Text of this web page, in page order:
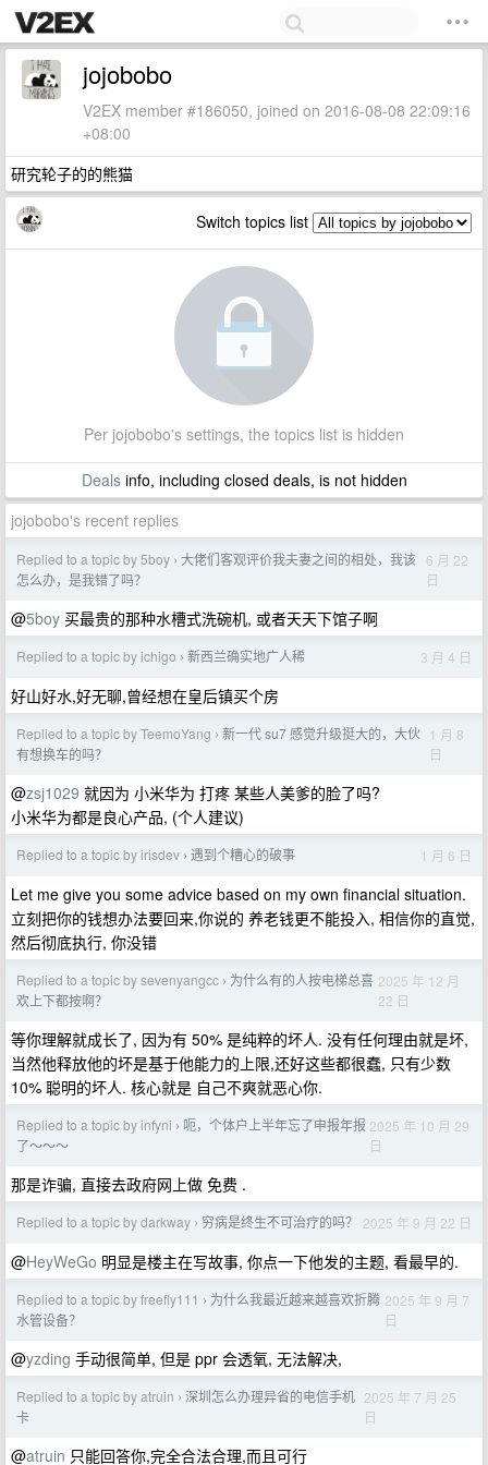
jojobobo
V2EX member #186050, joined on 2016-08-08 22:09:16
+08:00
研究轮子的的熊猫
Switch topics list
Per jojobobo's settings, the topics list is hidden
Dealsinfo, including closed deals, is not hidden
jojobobo's recent replies
Replied to a topic by 5boy › 大佬们客观评价我夫妻之间的相处，我该
怎么办，是我错了吗？
6 月 22
日
@5boy 买最贵的那种水槽式洗碗机, 或者天天下馆子啊
Replied to a topic by ichigo › 新西兰确实地广人稀 3 月 4 日
好山好水,好无聊,曾经想在皇后镇买个房
Replied to a topic by TeemoYang › 新一代 su7 感觉升级挺大的，大伙
有想换车的吗？
1 月 8
日
@zsj1029 就因为 小米华为 打疼 某些人美爹的脸了吗?
小米华为都是良心产品, (个人建议)
Replied to a topic by irisdev › 遇到个糟心的破事 1 月 6 日
Let me give you some advice based on my own financial situation.
立刻把你的钱想办法要回来,你说的 养老钱更不能投入, 相信你的直觉,
然后彻底执行, 你没错
Replied to a topic by sevenyangcc › 为什么有的人按电梯总喜
欢上下都按啊？
2025 年 12 月
22 日
等你理解就成长了, 因为有 50% 是纯粹的坏人. 没有任何理由就是坏,
当然他释放他的坏是基于他能力的上限,还好这些都很蠢, 只有少数
10% 聪明的坏人. 核心就是 自己不爽就恶心你.
Replied to a topic by infyni › 呃，个体户上半年忘了申报年报
了～～～
2025 年 10 月 29
日
那是诈骗, 直接去政府网上做 免费 .
Replied to a topic by darkway › 穷病是终生不可治疗的吗？ 2025 年 9 月 22 日
@HeyWeGo 明显是楼主在写故事, 你点一下他发的主题, 看最早的.
Replied to a topic by freefly111 › 为什么我最近越来越喜欢折腾
水管设备？
2025 年 9 月 7
日
@yzding 手动很简单, 但是 ppr 会透氧, 无法解决,
Replied to a topic by atruin › 深圳怎么办理异省的电信手机
卡
2025 年 7 月 25
日
@atruin 只能回答你,完全合法合理,而且可行